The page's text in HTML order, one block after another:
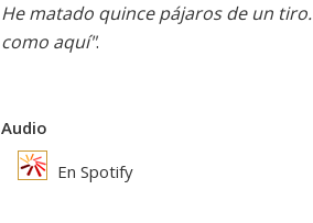
He matado quince pájaros de un
como aquí".
Audio
En Spotify